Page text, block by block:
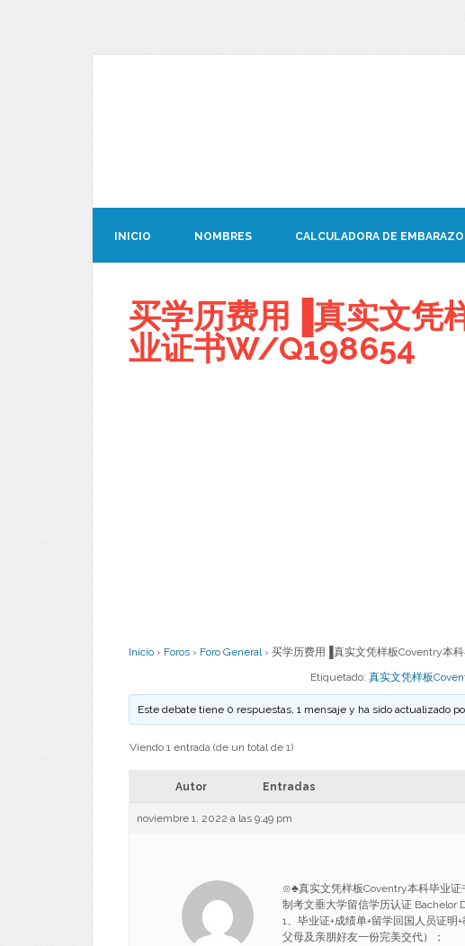
INICIO NOMBRES CALCULADORA DE EMBARAZO
买学历费用▐真实文凭
业证书W/Q198654
Inicio › Foros › Foro General › 买学历费用▐真实文凭样板Coventry本
Etiquetado: 真实文凭样板
Este debate tiene 0 respuestas, 1 mensaje y ha sido actualizado
Viendo 1 entrada (de un total de 1)
Autor Entradas
noviembre 1, 2022 a las 9:49 pm
⊙♣真实文凭样板Coventry本科毕业
制考文垂大学留信学历认证 Bachelor
1、毕业证+成绩单+留学回国人员证
父母及亲朋好友一份完美交代）；